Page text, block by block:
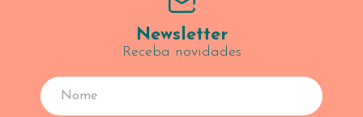
Newsletter
Receba novidades